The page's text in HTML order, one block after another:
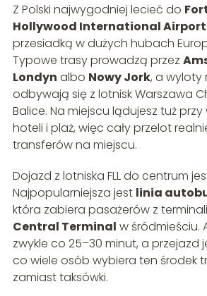
Z Polski najwygodniej lecieć do
Hollywood International Airport
przesiadką w dużych hubach
Typowe trasy prowadzą przez
Londyn albo Nowy Jork, a wyloty
odbywają się z lotnisk Warszawa
Balice. Na miejscu lądujesz tuż przy
hoteli i plaż, więc cały przelot
transferów na miejscu.
Dojazd z lotniska FLL do centrum
Najpopularniejsza jest linia
która zabiera pasażerów z
Central Terminal w śródmieściu.
zwykle co 25–30 minut, a przejazd
co wiele osób wybiera ten środek
zamiast taksówki.